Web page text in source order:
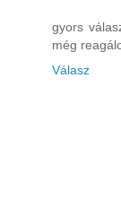
gyors
még
Válasz